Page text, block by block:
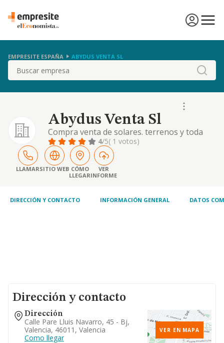
EMPRESITE ESPAÑA ABYDUS VENTA SL
Buscar
Abydus Venta Sl
Compra venta de solares. terrenos y toda
clase de bienes inmuebles, asi como la
construccion, promocion y edificacion de
viviendas, locales comerciales y naves
industriales la manipulacion de papel y
carton asi como los
4/5( 1 votos)
LLAMARSITIO WEB CÓMO
LLEGAR
VER
INFORME
DIRECCIÓN Y CONTACTO INFORMACIÓN GENERAL DATOS
Dirección y contacto
Dirección
Calle Pare Lluis Navarro, 45 - Bj,
Valencia, 46011, Valencia
Como llegar
VER EN MAPA